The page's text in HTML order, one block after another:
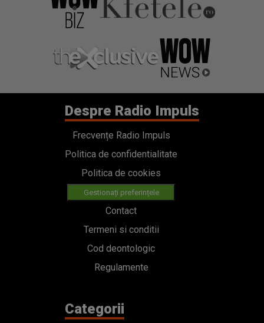
Despre Radio Impuls
Frecvențe Radio Impuls
Politica de confidentialitate
Politica de cookies
Gestionați preferințele
Contact
Termeni si conditii
Cod deontologic
Regulamente
Categorii